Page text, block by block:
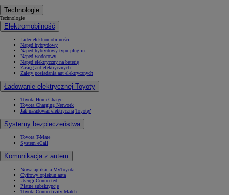
Technologie
Technologie
Elektromobilność
Lider elektromobilności
Napęd hybrydowy
Napęd hybrydowy typu plug-in
Napęd wodorowy
Napęd elektryczny na baterię
Zasięg aut elektrycznych
Zalety posiadania aut elektrycznych
Ładowanie elektrycznej Toyoty
Toyota HomeCharge
Toyota Charging Network
Jak naładować elektryczną Toyotę?
Systemy bezpieczeństwa
Toyota T-Mate
System eCall
Komunikacja z autem
Nowa aplikacja MyToyota
Cyfrowy opiekun auta
Usługi Connected
Płatne subskrypcje
Toyota Connectivity Match